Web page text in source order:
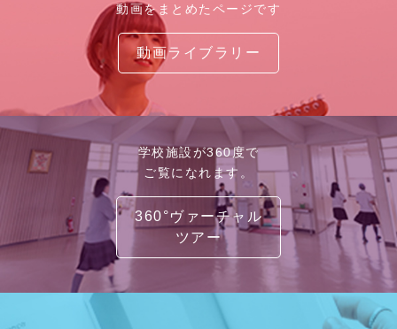
動画をまとめたページです
動画ライブラリー
学校施設が360度で
ご覧になれます。
360°ヴァーチャル
ツアー